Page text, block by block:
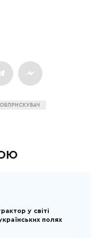
ОБПРИСКУВАЧ
у світі
полях